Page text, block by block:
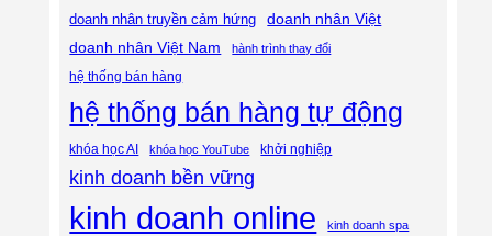
doanh nhân truyền cảm hứng
doanh nhân Việt
doanh nhân Việt Nam
hành trình thay đổi
hệ thống bán hàng
hệ thống bán hàng tự động
khóa học AI khóa học YouTube khởi nghiệp
kinh doanh bền vững
kinh doanh online kinh doanh spa